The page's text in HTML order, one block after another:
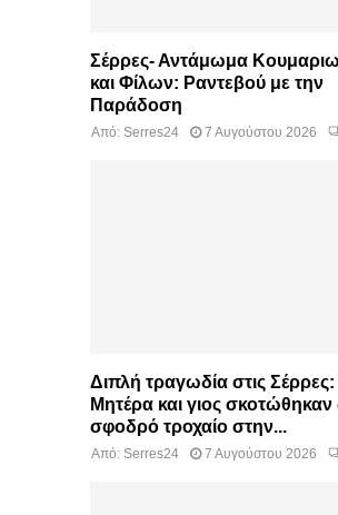
Σέρρες- Αντάμωμα
και Φίλων: Ραντεβού με την
Παράδοση
Από: Serres24 7 Αυγούστου 2026
Διπλή τραγωδία στις Σέρρες:
Μητέρα και γιος σκοτώθηκαν
σφοδρό τροχαίο στην...
Από: Serres24 7 Αυγούστου 2026